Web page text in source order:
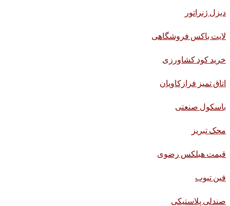
دیزل ژنراتور
لایت باکس فروشگاهی
خرید کود کشاورزی
اتاق تمیز فرازکاویان
باسکول صنعتی
محک تبریز
قیمت هبلکس رضوی
فین تیوب
صندلی پلاستیکی